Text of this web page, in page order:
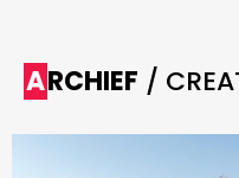
ARCHIEF /